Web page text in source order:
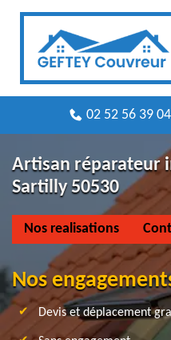
02 52 56 39 04
Artisan réparateur
Sartilly 50530
Nos realisations
Nos
Devis et déplacement